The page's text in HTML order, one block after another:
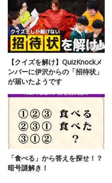
【クイズを解け】QuizKnockメ
ンバーに伊沢からの「招待状」
が届いたようです
「食べる」から答えを探せ！？
暗号謎解き！